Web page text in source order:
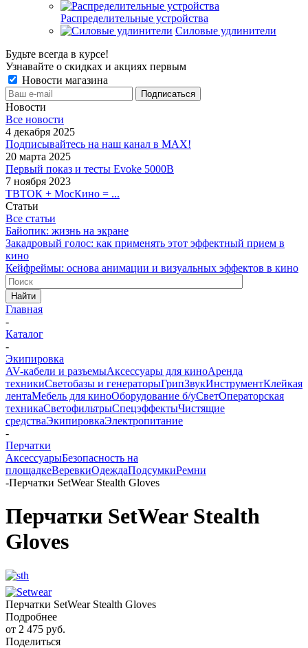
Распределительные устройства
Силовые удлинители
Будьте всегда в курсе!
Узнавайте о скидках и акциях первым
Новости магазина
Новости
Все новости
4 декабря 2025
Подписывайтесь на наш канал в MAX!
20 марта 2025
Первый показ и тесты Evoke 5000B
7 ноября 2023
ТВТОК + МосКино = ...
Статьи
Все статьи
Байопик: жизнь на экране
Закадровый голос: как применять этот эффектный прием в
кино
Кейфреймы: основа анимации и визуальных эффектов в кино
Найти
Главная
-
Каталог
-
Экипировка
AV-кабели и разъемыАксессуары для киноАренда
техникиСветобазы и генераторыГрипЗвукИнструментКлейкая
лентаМебель для киноОборудование б/уСветОператорская
техникаСветофильтрыСпецэффектыЧистящие
средстваЭкипировкаЭлектропитание
-
Перчатки
АксессуарыБезопасность на
площадкеВеревкиОдеждаПодсумкиРемни
-Перчатки SetWear Stealth Gloves
Перчатки SetWear Stealth
Gloves
Перчатки SetWear Stealth Gloves
Подробнее
от 2 475 руб.
Поделиться